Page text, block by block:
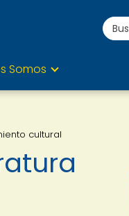
Somos
cultural